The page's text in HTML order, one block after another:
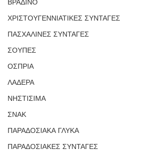
ΒΡΑΔΙΝΟ
ΧΡΙΣΤΟΥΓΕΝΝΙΑΤΙΚΕΣ ΣΥΝΤΑΓΕΣ
ΠΑΣΧΑΛΙΝΕΣ ΣΥΝΤΑΓΕΣ
ΣΟΥΠΕΣ
ΟΣΠΡΙΑ
ΛΑΔΕΡΑ
ΝΗΣΤΙΣΙΜΑ
ΣΝΑΚ
ΠΑΡΑΔΟΣΙΑΚΑ ΓΛΥΚΑ
ΠΑΡΑΔΟΣΙΑΚΕΣ ΣΥΝΤΑΓΕΣ